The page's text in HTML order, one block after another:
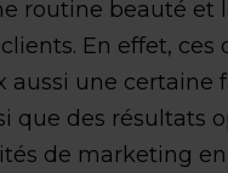
routine beauté et
En effet, ces
aussi une certaine
que des résultats
de marketing